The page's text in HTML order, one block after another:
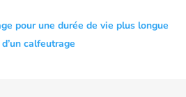
pour une durée de vie plus longue
calfeutrage